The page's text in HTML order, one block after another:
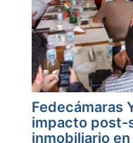
Fedecámaras
impacto post-
inmobiliario